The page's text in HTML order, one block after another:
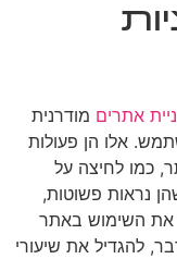
אתרים מודרנית
אלו הן פעולות
כמו לחיצה על
נראות פשוטות,
את השימוש באתר
להגדיל את שיעורי